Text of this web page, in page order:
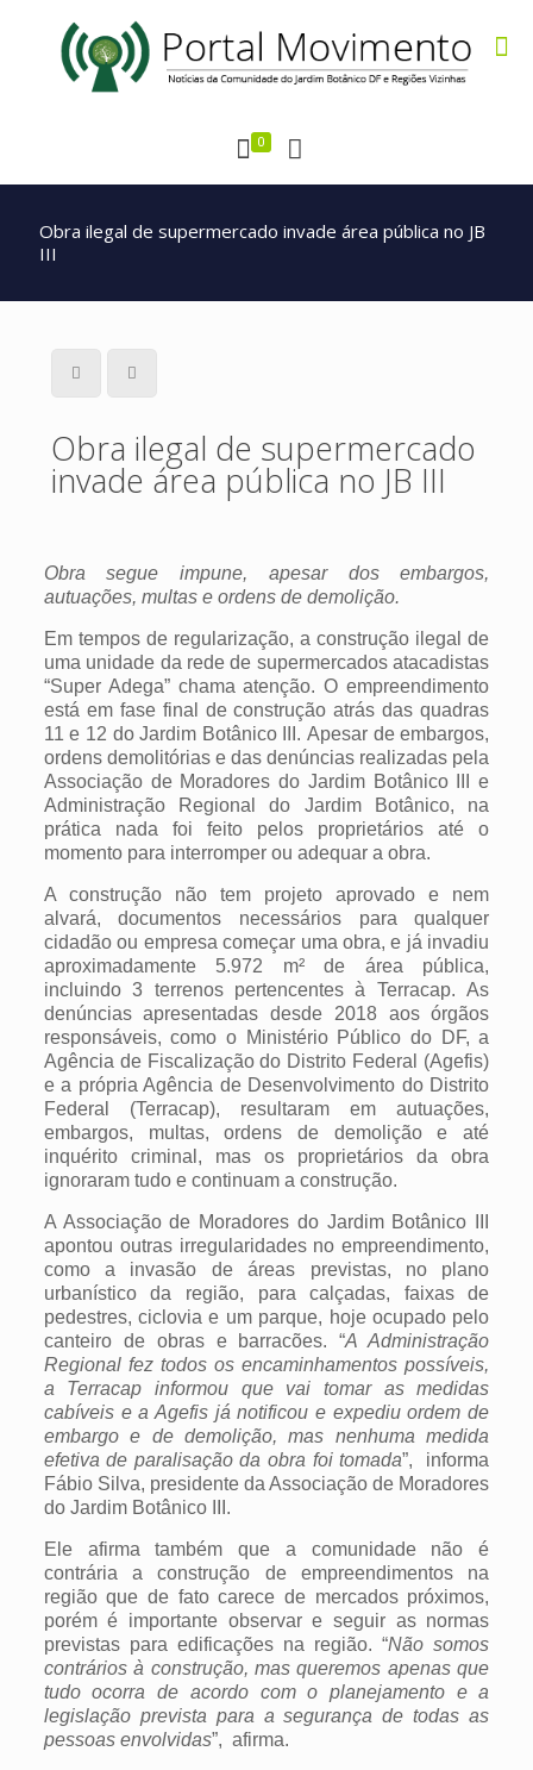
0
Obra ilegal de supermercado invade área pública no JB
III
Obra ilegal de supermercado
invade área pública no JB III
Obra segue impune, apesar dos embargos,
autuações, multas e ordens de demolição.
Em tempos de regularização, a construção ilegal de
uma unidade da rede de supermercados atacadistas
“Super Adega” chama atenção. O empreendimento
está em fase final de construção atrás das quadras
11 e 12 do Jardim Botânico III. Apesar de embargos,
ordens demolitórias e das denúncias realizadas pela
Associação de Moradores do Jardim Botânico III e
Administração Regional do Jardim Botânico, na
prática nada foi feito pelos proprietários até o
momento para interromper ou adequar a obra.
A construção não tem projeto aprovado e nem
alvará, documentos necessários para qualquer
cidadão ou empresa começar uma obra, e já invadiu
aproximadamente 5.972 m² de área pública,
incluindo 3 terrenos pertencentes à Terracap.As
denúncias apresentadas desde 2018 aos órgãos
responsáveis, como o Ministério Público do DF, a
Agência de Fiscalização do Distrito Federal (Agefis)
e a própria Agência de Desenvolvimento do Distrito
Federal (Terracap), resultaram em autuações,
embargos, multas, ordens de demolição e até
inquérito criminal, mas os proprietários da obra
ignoraram tudo e continuam a construção.
A Associação de Moradores do Jardim Botânico III
apontou outras irregularidades no empreendimento,
como a invasão de áreas previstas, no plano
urbanístico da região, para calçadas, faixas de
pedestres, ciclovia e um parque, hoje ocupado pelo
canteiro de obras e barracões. “A Administração
Regional fez todos os encaminhamentos possíveis,
a Terracap informou que vai tomar as medidas
cabíveis e a Agefis já notificou e expediu ordem de
embargo e de demolição, mas nenhuma medida
efetiva de paralisação da obra foi tomada”, informa
Fábio Silva, presidente da Associação de Moradores
do Jardim Botânico III.
Ele afirma também que a comunidade não é
contrária a construção de empreendimentos na
região que de fato carece de mercados próximos,
porém é importante observar e seguir as normas
previstas para edificações na região. “Não somos
contrários à construção, mas queremos apenas que
tudo ocorra de acordo com o planejamento e a
legislação prevista para a segurança de todas as
pessoas envolvidas”, afirma.